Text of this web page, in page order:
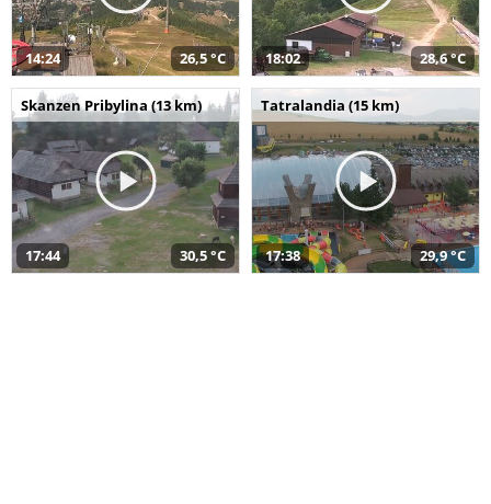
14:24 26,5 °C 18:02 28,6 °C
Skanzen Pribylina (13 km)
17:44 30,5 °C
Tatralandia (15 km)
17:38 29,9 °C